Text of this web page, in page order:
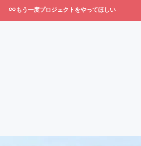
もう一度プロジェクトをやってほしい